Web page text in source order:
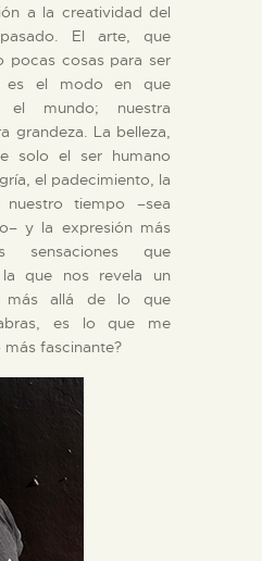
a la creatividad del
El arte, que
pocas cosas para ser
es el modo en que
el mundo; nuestra
grandeza. La belleza,
solo el ser humano
el padecimiento, la
nuestro tiempo –sea
y la expresión más
que
la que nos revela un
más allá de lo que
es lo que me
fascinante?